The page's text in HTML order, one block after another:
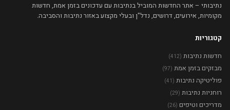
נתיבותי – אתר החדשות המוביל בנתיבות עם עדכונים בזמן אמת, חדשות
מקומיות, אירועים, דרושים, נדל"ן ובעלי מקצוע באזור נתיבות והסביבה.
קטגוריות
חדשות נתיבות (412)
מבזקים בזמן אמת (97)
פוליטיקה נתיבות (41)
רוחניות נתיבות (29)
מדריכים וטיפים (26)